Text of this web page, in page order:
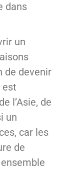
dans
un
de devenir
est
l’Asie, de
un
car les
de